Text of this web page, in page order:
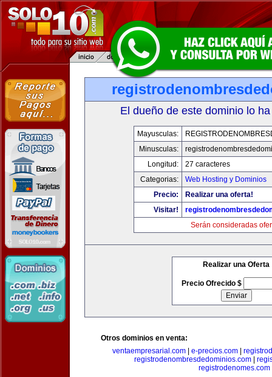
El dueño de este dominio lo
Mayusculas:
Minusculas:
Longitud:
27 caracteres
Categorias:
Web Hosting y Dominios
Precio:
Realizar una oferta!
Visitar!
Serán consideradas
Realizar una Oferta
Precio Ofrecido $
Otros dominios en venta:
ventaempresarial.com| e-precios.com|
registrodenombresdedominios.com
registrodenomes.com